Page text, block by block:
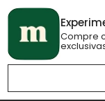
Compre